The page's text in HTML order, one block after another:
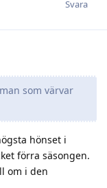
Svara
som värvar
hönset i
förra säsongen.
om i den